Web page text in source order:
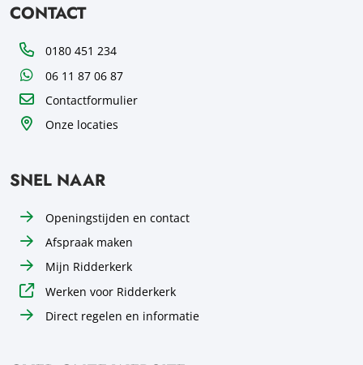
CONTACT
Telefoon0180 451 234
WhatsApp06 11 87 06 87
Contactformulier
Onze locaties
SNEL NAAR
Openingstijden en contact
Afspraak maken
Mijn Ridderkerk
Werken voor Ridderkerk
Direct regelen en informatie